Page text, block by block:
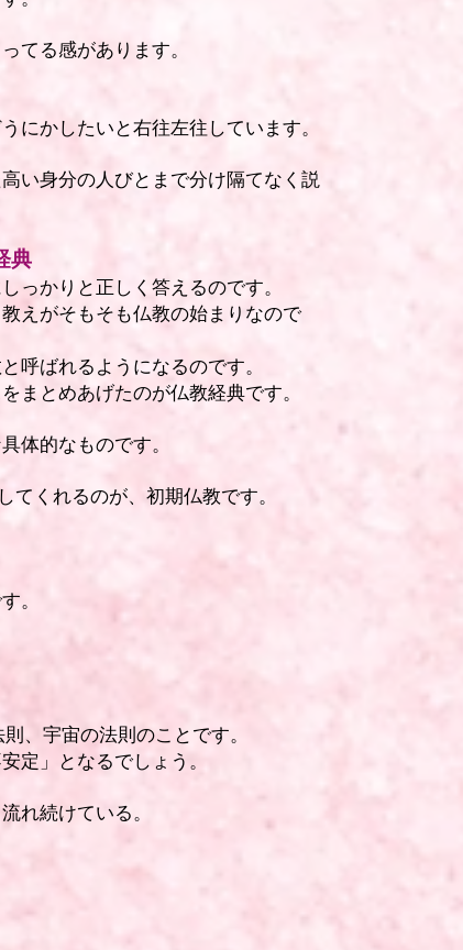
てる感があります。
にかしたいと右往左往しています。
い身分の人びとまで分け隔てなく説
典
っかりと正しく答えるのです。
えがそもそも仏教の始まりなので
呼ばれるようになるのです。
まとめあげたのが仏教経典です。
体的なものです。
てくれるのが、初期仏教です。
。
、宇宙の法則のことです。
定」となるでしょう。
れ続けている。